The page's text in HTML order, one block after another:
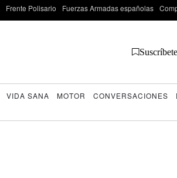
Frente Polisario Fuerzas Armadas españolas
Suscríbete
VIDA SANA MOTOR CONVERSACIONES